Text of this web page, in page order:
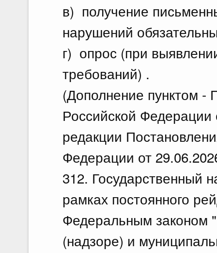
в) получение
нарушений
г) опрос (при
требований) .
(Дополнение пунктом -
Российской
редакции
Федерации от
312. Государственный
рамках постоянного
Федеральным законом
(надзоре) и